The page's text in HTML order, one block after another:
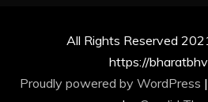
All Rights Reserved
https://
Proudly powered by WordPress |